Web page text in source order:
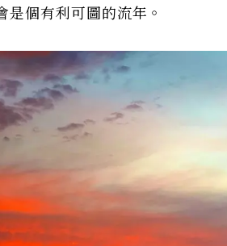
個有利可圖的流年。